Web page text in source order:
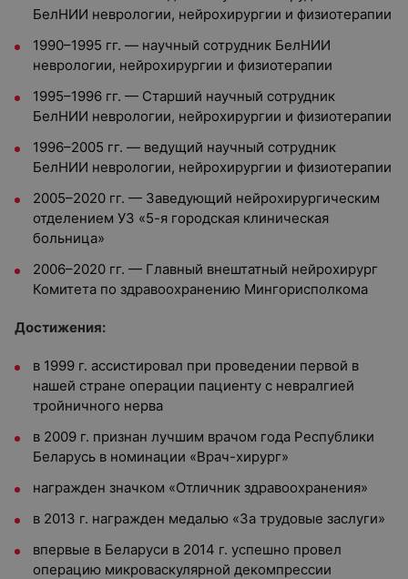
БелНИИ неврологии, нейрохирургии и физиотерапии
1990–1995 гг. — научный сотрудник БелНИИ
неврологии, нейрохирургии и физиотерапии
1995–1996 гг. — Старший научный сотрудник
БелНИИ неврологии, нейрохирургии и физиотерапии
1996–2005 гг. — ведущий научный сотрудник
БелНИИ неврологии, нейрохирургии и физиотерапии
2005–2020 гг. — Заведующий нейрохирургическим
отделением УЗ «5-я городская клиническая
больница»
2006–2020 гг. — Главный внештатный нейрохирург
Комитета по здравоохранению Мингорисполкома
Достижения:
в 1999 г. ассистировал при проведении первой в
нашей стране операции пациенту с невралгией
тройничного нерва
в 2009 г. признан лучшим врачом года Республики
Беларусь в номинации «Врач-хирург»
награжден значком «Отличник здравоохранения»
в 2013 г. награжден медалью «За трудовые заслуги»
впервые в Беларуси в 2014 г. успешно провел
операцию микроваскулярной декомпрессии